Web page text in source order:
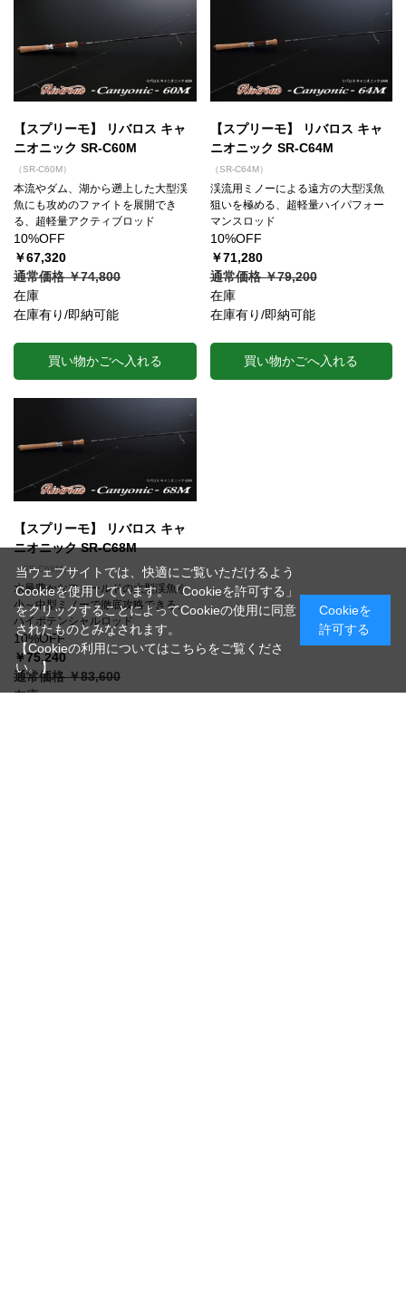
【スプリーモ】 リバロス キャ
ニオニック SR-C60M
（SR-C60M）
本流やダム、湖から遡上した大型渓
魚にも攻めのファイトを展開でき
る、超軽量アクティブロッド
10%OFF
￥67,320
通常価格 ￥74,800
在庫
在庫有り/即納可能
買い物かごへ入れる
【スプリーモ】 リバロス キャ
ニオニック SR-C64M
（SR-C64M）
渓流用ミノーによる遠方の大型渓魚
狙いを極める、超軽量ハイパフォー
マンスロッド
10%OFF
￥71,280
通常価格 ￥79,200
在庫
在庫有り/即納可能
買い物かごへ入れる
【スプリーモ】 リバロス キャ
ニオニック SR-C68M
（SR-C68M）
水量豊かなフィールドの大型渓魚を
小～中型ミノーで徹底攻略できる、
ハイポテンシャルロッド
10%OFF
￥75,240
通常価格 ￥83,600
在庫
当ウェブサイトでは、快適にご覧いただけるよう
Cookieを使用しています。「Cookieを許可する」
をクリックすることによってCookieの使用に同意
されたものとみなされます。
【Cookieの利用についてはこちらをご覧くださ
い。】
Cookieを
許可する